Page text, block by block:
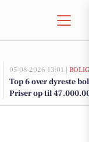
05-08-2026 13:01 |
Top 6 over dyreste
Priser op til